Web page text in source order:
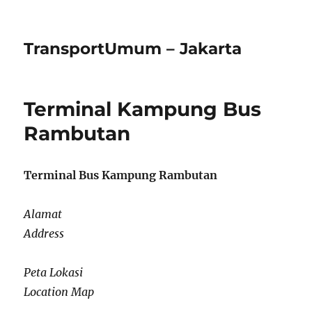
TransportUmum – Jakarta
Terminal Kampung Bus
Rambutan
Terminal Bus Kampung Rambutan
Alamat
Address
Peta Lokasi
Location Map